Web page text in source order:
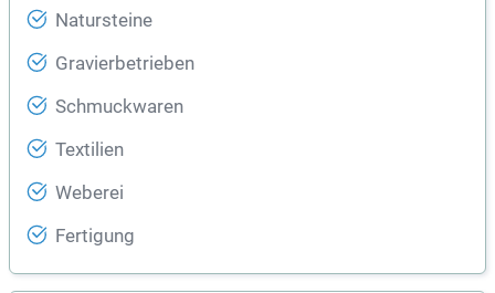
Natursteine
Gravierbetrieben
Schmuckwaren
Textilien
Weberei
Fertigung